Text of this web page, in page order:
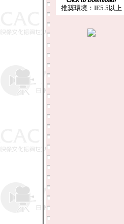
推奨環境：IE5.5以上